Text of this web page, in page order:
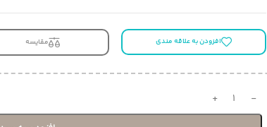
افزودن به علاقه مندی مقایسه